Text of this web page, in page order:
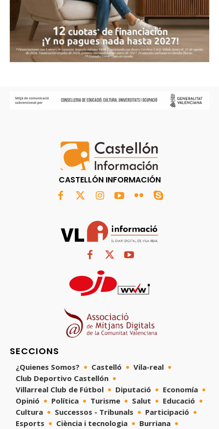
CASTELLÓN INFORMACIÓN
SECCIONS
¿Quienes Somos? Castelló
Vila-real
Club Deportivo Castellón
Villarreal Club de Fútbol
Diputació
Economía
Opinió
Política Turisme Salut
Educació
Cultura
Successos - Tribunals
Participació
Esports
Ciència i tecnologia
Burriana